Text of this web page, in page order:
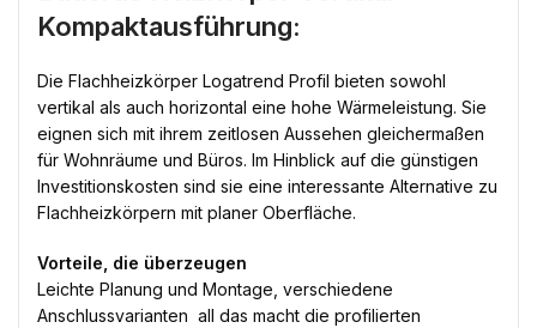
Kompaktausführung:
Die Flachheizkörper Logatrend Profil bieten sowohl
vertikal als auch horizontal eine hohe Wärmeleistung. Sie
eignen sich mit ihrem zeitlosen Aussehen gleichermaßen
für Wohnräume und Büros. Im Hinblick auf die günstigen
Investitionskosten sind sie eine interessante Alternative zu
Flachheizkörpern mit planer Oberfläche.
Vorteile, die überzeugen
Leichte Planung und Montage, verschiedene
Anschlussvarianten  all das macht die profilierten